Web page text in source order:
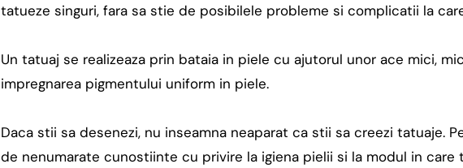
tatueze singuri, fara sa stie de posibilele probleme si complicatii la
Un tatuaj se realizeaza prin bataia in piele cu ajutorul unor ace mici,
impregnarea pigmentului uniform in piele.
Daca stii sa desenezi, nu inseamna neaparat ca stii sa creezi tatuaje.
de nenumarate cunostiinte cu privire la igiena pielii si la modul in care